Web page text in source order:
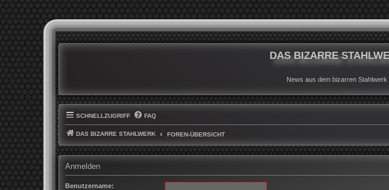
DAS BIZARRE
News aus dem bizarren Stahlwerk
SCHNELLZUGRIFF FAQ
DAS BIZARRE STAHLWERK FOREN-ÜBERSICHT
Anmelden
Benutzername: